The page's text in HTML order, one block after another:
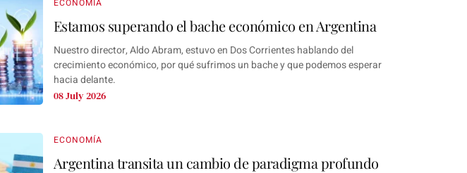
ECONOMÍA
Estamos superando el bache económico en Argentina
Nuestro director, Aldo Abram, estuvo en Dos Corrientes hablando del
crecimiento económico, por qué sufrimos un bache y que podemos esperar
hacia delante.
08 July 2026
ECONOMÍA
Argentina transita un cambio de paradigma profundo